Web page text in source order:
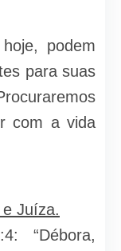
podem
para suas
com a vida
Juíza.
“Débora,